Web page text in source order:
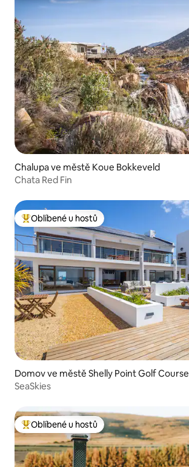
Chalupa ve městě Koue Bokkeveld
Chata Red Fin
Nejlepší v kategorii Oblíbené u hostů
Oblíbené u hostů
Domov ve městě Shelly Point Golf Course
SeaSkies
Nejlepší v kategorii Oblíbené u hostů
Oblíbené u hostů